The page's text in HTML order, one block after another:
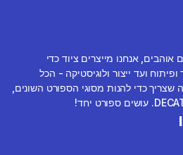
אנחנו מייצרים ציוד כדי
ועד ייצור ולוגיסטיקה - הכל
כדי להנות מסוגי הספורט השונים,